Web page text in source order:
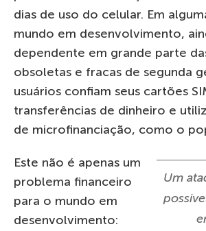
dias de uso do celular. Em
mundo em desenvolvimento,
dependente em grande parte
obsoletas e fracas de segunda
usuários confiam seus cartões
transferências de dinheiro e
de microfinanciação, como o
Um
Este não é apenas um
problema financeiro
para o mundo em
desenvolvimento: